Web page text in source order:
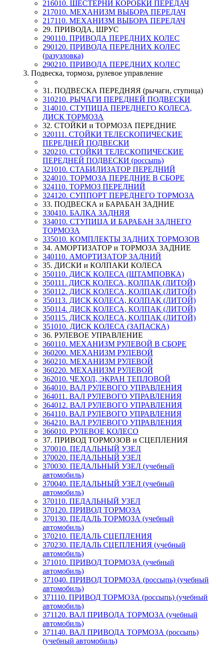
216010. ШЕСТЕРНИ КОРОБКИ ПЕРЕДАЧ
217010. МЕХАНИЗМ ВЫБОРА ПЕРЕДАЧ
217110. МЕХАНИЗМ ВЫБОРА ПЕРЕДАЧ
29. ПРИВОДА, ШРУС
290110. ПРИВОДА ПЕРЕДНИХ КОЛЕС
290120. ПРИВОДА ПЕРЕДНИХ КОЛЕС
(разузловка)
290210. ПРИВОДА ПЕРЕДНИХ КОЛЕС
3. Подвеска, тормоза, рулевое управление
31. ПОДВЕСКА ПЕРЕДНЯЯ (рычаги, ступица)
310210. РЫЧАГИ ПЕРЕДНЕЙ ПОДВЕСКИ
314010. СТУПИЦА ПЕРЕДНЕГО КОЛЕСА,
ДИСК ТОРМОЗА
32. СТОЙКИ и ТОРМОЗА ПЕРЕДНИЕ
320111. СТОЙКИ ТЕЛЕСКОПИЧЕСКИЕ
ПЕРЕДНЕЙ ПОДВЕСКИ
320210. СТОЙКИ ТЕЛЕСКОПИЧЕСКИЕ
ПЕРЕДНЕЙ ПОДВЕСКИ (россыпь)
321010. СТАБИЛИЗАТОР ПЕРЕДНИЙ
324010. ТОРМОЗА ПЕРЕДНИЕ В СБОРЕ
324110. ТОРМОЗ ПЕРЕДНИЙ
324120. СУППОРТ ПЕРЕДНЕГО ТОРМОЗА
33. ПОДВЕСКА и БАРАБАН ЗАДНИЕ
330410. БАЛКА ЗАДНЯЯ
334010. СТУПИЦА И БАРАБАН ЗАДНЕГО
ТОРМОЗА
335010. КОМПЛЕКТЫ ЗАДНИХ ТОРМОЗОВ
34. АМОРТИЗАТОР и ТОРМОЗА ЗАДНИЕ
340110. АМОРТИЗАТОР ЗАДНИЙ
35. ДИСКИ и КОЛПАКИ КОЛЕСА
350110. ДИСК КОЛЕСА (ШТАМПОВКА)
350111. ДИСК КОЛЕСА, КОЛПАК (ЛИТОЙ)
350112. ДИСК КОЛЕСА, КОЛПАК (ЛИТОЙ)
350113. ДИСК КОЛЕСА, КОЛПАК (ЛИТОЙ)
350114. ДИСК КОЛЕСА, КОЛПАК (ЛИТОЙ)
350115. ДИСК КОЛЕСА, КОЛПАК (ЛИТОЙ)
351010. ДИСК КОЛЕСА (ЗАПАСКА)
36. РУЛЕВОЕ УПРАВЛЕНИЕ
360110. МЕХАНИЗМ РУЛЕВОЙ В СБОРЕ
360200. МЕХАНИЗМ РУЛЕВОЙ
360210. МЕХАНИЗМ РУЛЕВОЙ
360220. МЕХАНИЗМ РУЛЕВОЙ
362010. ЧЕХОЛ, ЭКРАН ТЕПЛОВОЙ
364010. ВАЛ РУЛЕВОГО УПРАВЛЕНИЯ
364011. ВАЛ РУЛЕВОГО УПРАВЛЕНИЯ
364012. ВАЛ РУЛЕВОГО УПРАВЛЕНИЯ
364110. ВАЛ РУЛЕВОГО УПРАВЛЕНИЯ
364210. ВАЛ РУЛЕВОГО УПРАВЛЕНИЯ
366010. РУЛЕВОЕ КОЛЕСО
37. ПРИВОД ТОРМОЗОВ и СЦЕПЛЕНИЯ
370010. ПЕДАЛЬНЫЙ УЗЕЛ
370020. ПЕДАЛЬНЫЙ УЗЕЛ
370030. ПЕДАЛЬНЫЙ УЗЕЛ (учебный
автомобиль)
370040. ПЕДАЛЬНЫЙ УЗЕЛ (учебный
автомобиль)
370110. ПЕДАЛЬНЫЙ УЗЕЛ
370120. ПРИВОД ТОРМОЗА
370130. ПЕДАЛЬ ТОРМОЗА (учебный
автомобиль)
370210. ПЕДАЛЬ СЦЕПЛЕНИЯ
370230. ПЕДАЛЬ СЦЕПЛЕНИЯ (учебный
автомобиль)
371010. ПРИВОД ТОРМОЗА (учебный
автомобиль)
371040. ПРИВОД ТОРМОЗА (россыпь) (учебный
автомобиль)
371110. ПРИВОД ТОРМОЗА (россыпь) (учебный
автомобиль)
371120. ВАЛ ПРИВОДА ТОРМОЗА (учебный
автомобиль)
371140. ВАЛ ПРИВОДА ТОРМОЗА (россыпь)
(учебный автомобиль)